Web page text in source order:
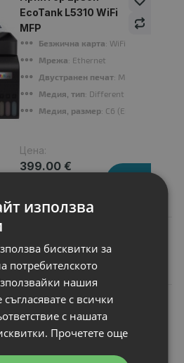
EcoTank L5310 WiFi
MFP
Безжична карта: WiFi, Wi-Fi Direct;
Мрежа: Ethernet
Двустранен печат: Manual
Медия, тип: Different types of
Медия, размер: C6 (Envelope), B5
Цена:
399.00 €
продукти
8571G
Капацитет: 4600 mAh
използва
бисквитки за
потребителското
нашия
с всички
с нашата
Прочетете още